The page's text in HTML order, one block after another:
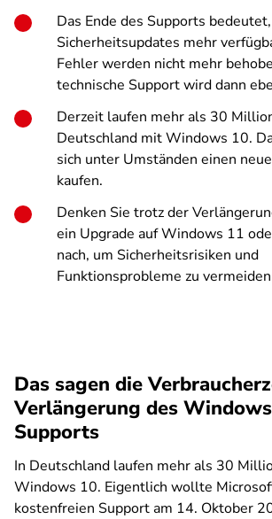
Das Ende des Supports
Sicherheitsupdates mehr
Fehler werden nicht mehr
technische Support wird dann
Derzeit laufen mehr als 30
Deutschland mit Windows 10.
sich unter Umständen einen
kaufen.
Denken Sie trotz der
ein Upgrade auf Windows 11
nach, um Sicherheitsrisiken und
Funktionsprobleme zu
Das sagen die
Verlängerung des
Supports
In Deutschland laufen mehr als 30
Windows 10. Eigentlich wollte
kostenfreien Support am 14. Oktober